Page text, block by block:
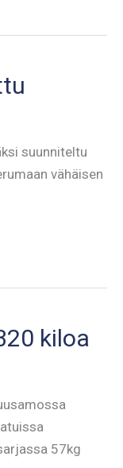
suunniteltu
vähäisen
kiloa
57kg